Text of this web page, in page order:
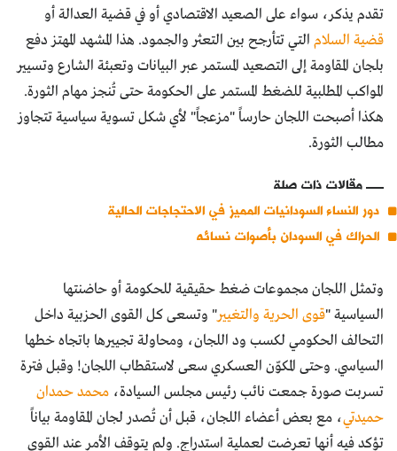
تقدم يذكر، سواء على الصعيد الاقتصادي أو في قضية العدالة أو
قضية السلام التي تتأرجح بين التعثر والجمود. هذا المشهد المهتز دفع
بلجان المقاومة إلى التصعيد المستمر عبر البيانات وتعبئة الشارع وتسيير
المواكب المطلبية للضغط المستمر على الحكومة حتى تُنجز مهام الثورة.
هكذا أصبحت اللجان حارساً "مزعجاً" لأي شكل تسوية سياسية تتجاوز
مطالب الثورة.
مقالات ذات صلة
دور النساء السودانيات المميز في الاحتجاجات الحالية
الحراك في السودان بأصوات نسائه
وتمثل اللجان مجموعات ضغط حقيقية للحكومة أو حاضنتها
السياسية "قوى الحرية والتغيير" وتسعى كل القوى الحزبية داخل
التحالف الحكومي لكسب ود اللجان، ومحاولة تجييرها باتجاه خطها
السياسي. وحتى المكوّن العسكري سعى لاستقطاب اللجان! وقبل فترة
تسربت صورة جمعت نائب رئيس مجلس السيادة، محمد حمدان
حميدتي، مع بعض أعضاء اللجان، قبل أن تُصدر لجان المقاومة بياناً
تؤكد فيه أنها تعرضت لعملية استدراج. ولم يتوقف الأمر عند القوى